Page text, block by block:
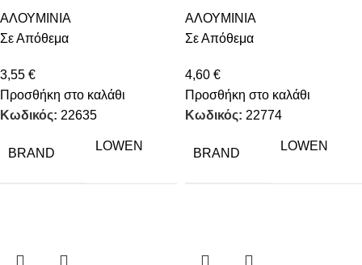
ΑΛΟΥΜΙΝΙΑ
Σε Απόθεμα
3,55 €
Προσθήκη στο καλάθι
Κωδικός: 22635
BRAND
LOWEN
ΑΛΟΥΜΙΝΙΑ
Σε Απόθεμα
4,60 €
Προσθήκη στο καλάθι
Κωδικός: 22774
BRAND
LOWEN